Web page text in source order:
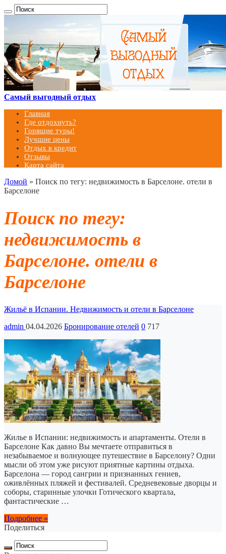
Самый выгодный отдых
Главная
Где отдохнуть?
Горящие туры!
Лучшие цены
Отдых в кредит
Отзывы
Карта сайта
Домой » Поиск по тегу: недвижимость в Барселоне. отели в
Барселоне
Поиск по тегу:
недвижимость в
Барселоне. отели в
Барселоне
Жильё в Испании. Недвижимость и отели в Барселоне
admin 04.04.2026 Бронирование отелей 0 717
Жилье в Испании: недвижимость и апартаменты. Отели в
Барселоне Как давно Вы мечтаете отправиться в
незабываемое и волнующее путешествие в Барселону? Одни
мысли об этом уже рисуют приятные картины отдыха.
Барселона — город сангрии и признанных гениев,
оживлённых пляжей и фестивалей. Средневековые дворцы и
соборы, старинные улочки Готического квартала,
фантастические …
Подробнее »
Поделиться